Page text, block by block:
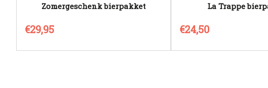
Zomergeschenk bierpakket
€29,95
La Trappe
€24,50